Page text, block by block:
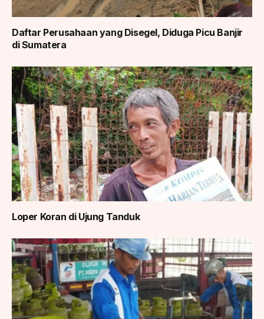
Daftar Perusahaan yang Disegel, Diduga Picu Banjir
di Sumatera
Loper Koran di Ujung Tanduk